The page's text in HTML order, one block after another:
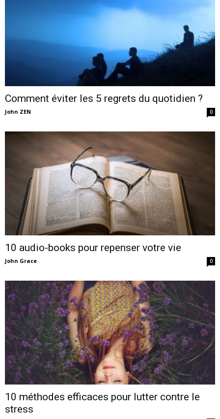
Comment éviter les 5 regrets du quotidien ?
John ZEN 0
10 audio-books pour repenser votre vie
John Grace 0
10 méthodes efficaces pour lutter contre le
stress